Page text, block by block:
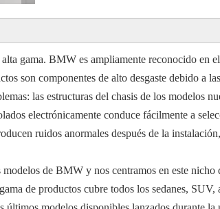
gama. BMW es ampliamente reconocido en
son componentes de alto desgaste debido a
las estructuras del chasis de los modelos
electrónicamente conduce fácilmente a
ruidos anormales después de la
de BMW y nos centramos en este nicho
de productos cubre todos los sedanes,